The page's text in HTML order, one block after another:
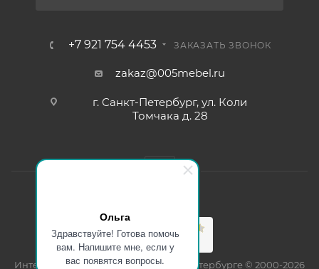
Ольга
Здравствуйте! Готова помочь
вам. Напишите мне, если у
вас появятся вопросы.
+7 921 754 4453 ЗАКАЗАТЬ ЗВОНОК
zakaz@005mebel.ru
г. Санкт-Петербург, ул. Коли
Томчака д. 28
Интернет магазин мебели в Санкт-Петербурге © 2000-2026